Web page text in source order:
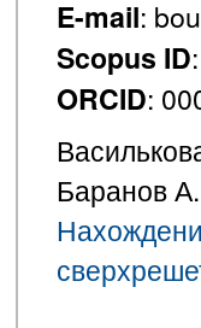
E-mail:
Scopus ID
ORCID:
Баранов